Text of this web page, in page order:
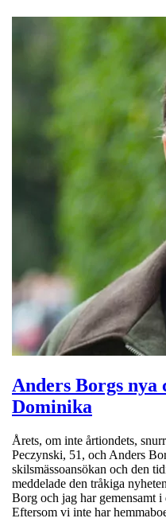
Anders Borgs nya
Dominika
Årets, om inte årtiondets,
Peczynski, 51, och Anders
skilsmässoansökan och den
meddelade den tråkiga
Borg och jag har gemensamt i
Eftersom vi inte har